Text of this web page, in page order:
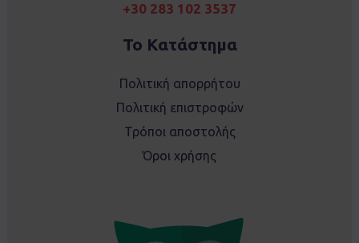
+30 283 102 3537
Το Κατάστημα
Πολιτική απορρήτου
Πολιτική επιστροφών
Τρόποι αποστολής
Όροι χρήσης